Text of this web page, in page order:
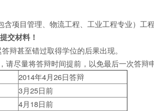
项目管理、物流工程、工业工程专业）工
交材料！
辩甚至错过取得学位的后果出现。
尽量将答辩时间提前，以免最后一次答辩
2014年4月26日答辩
3月25日前
4月18日前